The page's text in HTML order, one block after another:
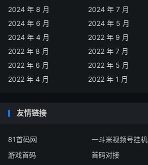
2024 年 8 月
2024 年 7 月
2024 年 6 月
2024 年 5 月
2024 年 4 月
2022 年 9 月
2022 年 8 月
2022 年 7 月
2022 年 6 月
2022 年 5 月
2022 年 4 月
2022 年 1 月
友情链接
81首码网
一斗米视频号挂机
游戏首码
首码对接